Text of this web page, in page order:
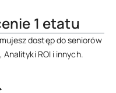
1 etatu
dostęp do seniorów
ROI i innych.